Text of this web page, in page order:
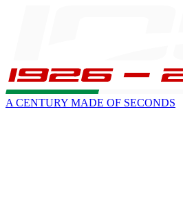
A CENTURY MADE OF SECONDS